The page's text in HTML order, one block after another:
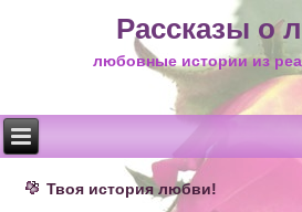
Рассказы о
любовные истории из
Твоя история любви!